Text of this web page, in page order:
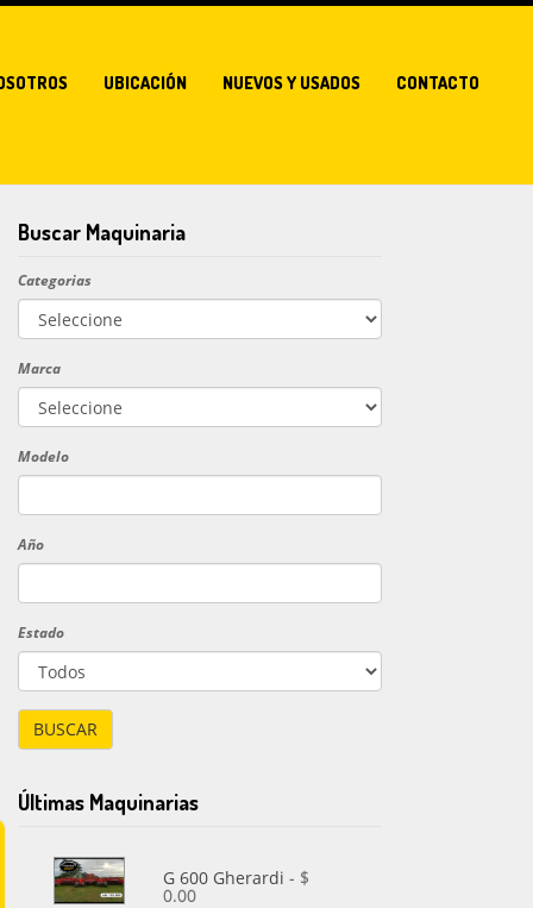
UBICACIÓN NUEVOS Y USADOS CONTACTO
Buscar Maquinaria
Categorias
Marca
Modelo
Año
Estado
BUSCAR
Últimas Maquinarias
G 600 Gherardi - $
0.00